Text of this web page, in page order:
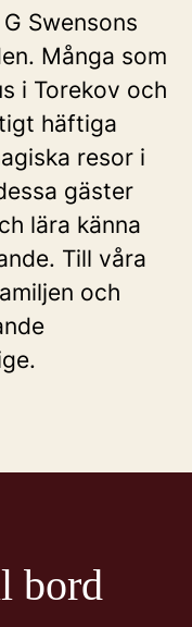
Swensons
Många som
i Torekov och
häftiga
resor i
gäster
lära känna
Till våra
och
bord